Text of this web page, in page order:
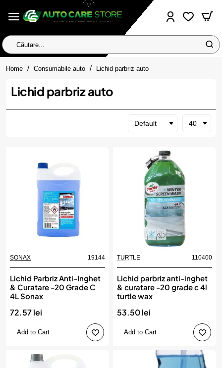
Căutare...
Home homeConsumabile auto Lichid parbriz auto
Lichid parbriz auto
SONAX 19144
Lichid Parbriz Anti-Inghet
& Curatare -20 Grade C
4L Sonax
72.57 lei
Add to Cart
TURTLE 110400
Lichid parbriz anti-inghet
& curatare -20 grade c 4l
turtle wax
53.50 lei
Add to Cart